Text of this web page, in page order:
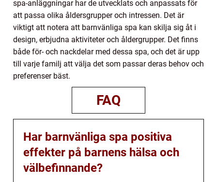
spa-anläggningar har de utvecklats och anpassats för
att passa olika åldersgrupper och intressen. Det är
viktigt att notera att barnvänliga spa kan skilja sig åt i
design, erbjudna aktiviteter och åldergrupper. Det finns
både för- och nackdelar med dessa spa, och det är upp
till varje familj att välja det som passar deras behov och
preferenser bäst.
FAQ
Har barnvänliga spa positiva
effekter på barnens hälsa och
välbefinnande?